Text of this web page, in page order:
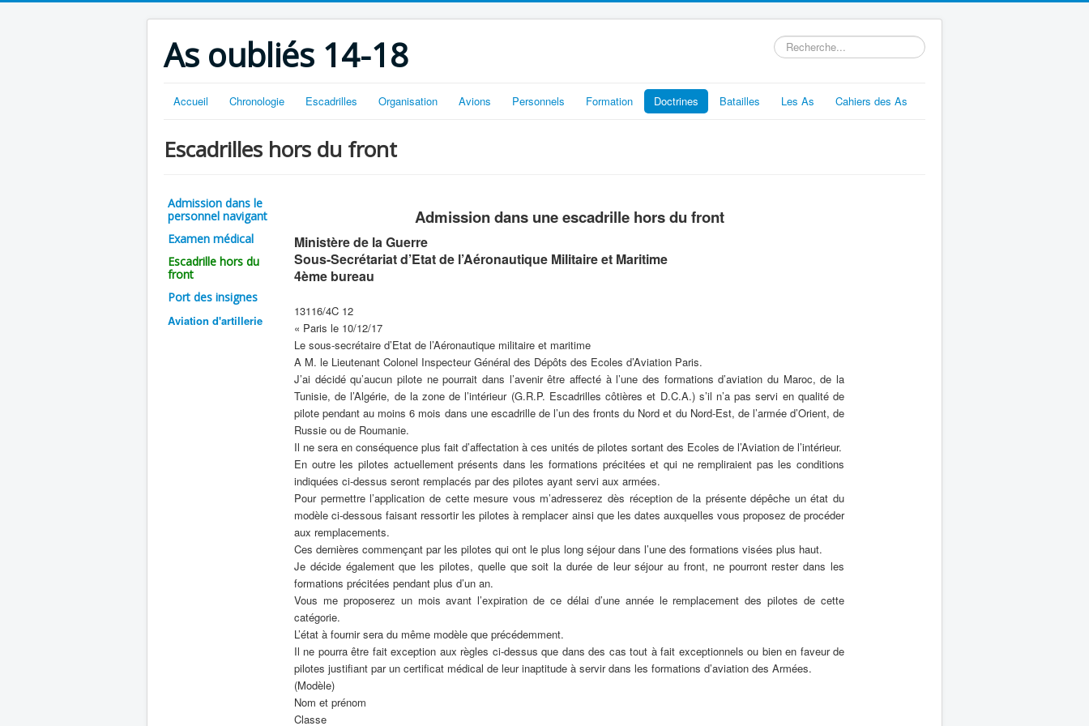
As oubliés 14-18 Rechercher
Accueil Chronologie Escadrilles Organisation Avions Personnels Formation Doctrines Batailles Les As Cahiers des As
Escadrilles hors du front
Admission dans le
personnel navigant
Examen médical
Escadrille hors du
front
Port des insignes
Aviation d'artillerie
Admission dans une escadrille hors du front
Ministère de la Guerre
Sous-Secrétariat d’Etat de l’Aéronautique Militaire et Maritime
4ème bureau
13116/4C 12
« Paris le 10/12/17
Le sous-secrétaire d’Etat de l’Aéronautique militaire et maritime
A M. le Lieutenant Colonel Inspecteur Général des Dépôts des Ecoles d’Aviation Paris.
J’ai décidé qu’aucun pilote ne pourrait dans l’avenir être affecté à l’une des formations d’aviation du Maroc, de la
Tunisie, de l’Algérie, de la zone de l’intérieur (G.R.P. Escadrilles côtières et D.C.A.) s’il n’a pas servi en qualité de
pilote pendant au moins 6 mois dans une escadrille de l’un des fronts du Nord et du Nord-Est, de l’armée d’Orient, de
Russie ou de Roumanie.
Il ne sera en conséquence plus fait d’affectation à ces unités de pilotes sortant des Ecoles de l’Aviation de l’intérieur.
En outre les pilotes actuellement présents dans les formations précitées et qui ne rempliraient pas les conditions
indiquées ci-dessus seront remplacés par des pilotes ayant servi aux armées.
Pour permettre l’application de cette mesure vous m’adresserez dès réception de la présente dépêche un état du
modèle ci-dessous faisant ressortir les pilotes à remplacer ainsi que les dates auxquelles vous proposez de procéder
aux remplacements.
Ces dernières commençant par les pilotes qui ont le plus long séjour dans l’une des formations visées plus haut.
Je décide également que les pilotes, quelle que soit la durée de leur séjour au front, ne pourront rester dans les
formations précitées pendant plus d’un an.
Vous me proposerez un mois avant l’expiration de ce délai d’une année le remplacement des pilotes de cette
catégorie.
L’état à fournir sera du même modèle que précédemment.
Il ne pourra être fait exception aux règles ci-dessus que dans des cas tout à fait exceptionnels ou bien en faveur de
pilotes justifiant par un certificat médical de leur inaptitude à servir dans les formations d’aviation des Armées.
(Modèle)
Nom et prénom
Classe